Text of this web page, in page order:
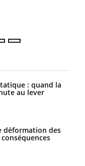
: quand la
au lever
déformation des